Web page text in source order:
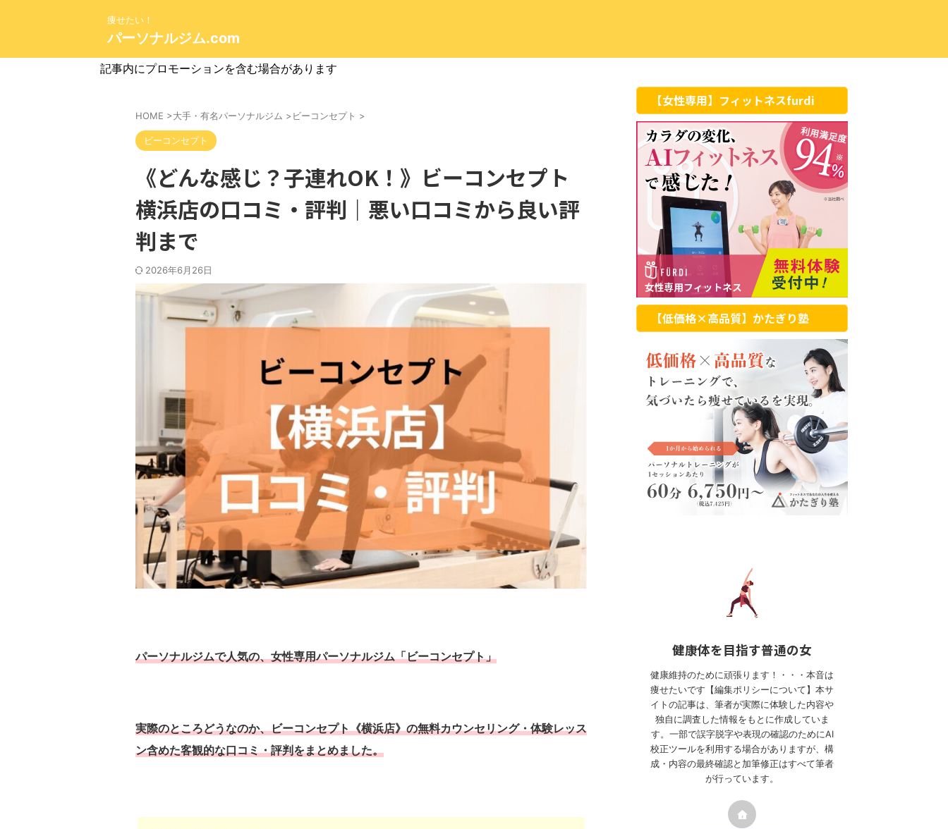
痩せたい！
パーソナルジム.com
記事内にプロモーションを含む場合があります
HOME >大手・有名パーソナルジム >ビーコンセプト >
ビーコンセプト
《どんな感じ？子連れOK！》ビーコンセプト
横浜店の口コミ・評判｜悪い口コミから良い評
判まで
2026年6月26日
パーソナルジムで人気の、女性専用パーソナルジム「ビーコンセプト」
実際のところどうなのか、ビーコンセプト《横浜店》の無料カウンセリング・体験レッス
ン含めた客観的な口コミ・評判をまとめました。
【女性専用】フィットネスfurdi
【低価格×高品質】かたぎり塾
健康体を目指す普通の女
健康維持のために頑張ります！・・・本音は
痩せたいです【編集ポリシーについて】本サ
イトの記事は、筆者が実際に体験した内容や
独自に調査した情報をもとに作成していま
す。一部で誤字脱字や表現の確認のためにAI
校正ツールを利用する場合がありますが、構
成・内容の最終確認と加筆修正はすべて筆者
が行っています。